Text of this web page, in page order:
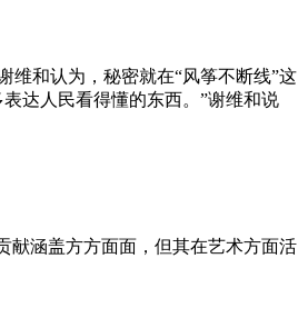
维和认为，秘密就在“风筝不断线”这
达人民看得懂的东西。”谢维和说
献涵盖方方面面，但其在艺术方面活